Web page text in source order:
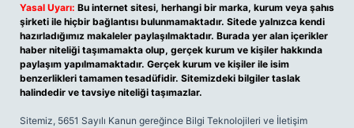
Yasal Uyarı: Bu internet sitesi, herhangi bir marka, kurum veya şahıs
şirketi ile hiçbir bağlantısı bulunmamaktadır. Sitede yalnızca kendi
hazırladığımız makaleler paylaşılmaktadır. Burada yer alan içerikler
haber niteliği taşımamakta olup, gerçek kurum ve kişiler hakkında
paylaşım yapılmamaktadır. Gerçek kurum ve kişiler ile isim
benzerlikleri tamamen tesadüfidir. Sitemizdeki bilgiler taslak
halindedir ve tavsiye niteliği taşımazlar.
Sitemiz, 5651 Sayılı Kanun gereğince Bilgi Teknolojileri ve İletişim